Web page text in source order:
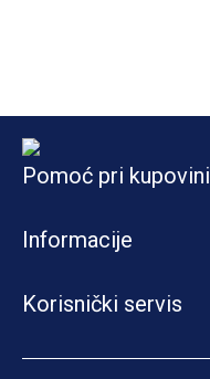
Pomoć pri kupovini
Informacije
Korisnički servis